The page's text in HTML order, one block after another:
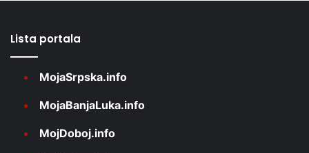
Lista portala
MojaSrpska.info
MojaBanjaLuka.info
MojDoboj.info